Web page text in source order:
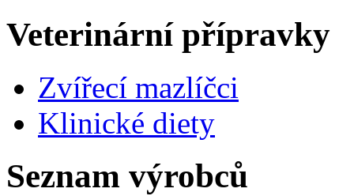
Veterinární přípravky
Zvířecí mazlíčci
Klinické diety
Seznam výrobců